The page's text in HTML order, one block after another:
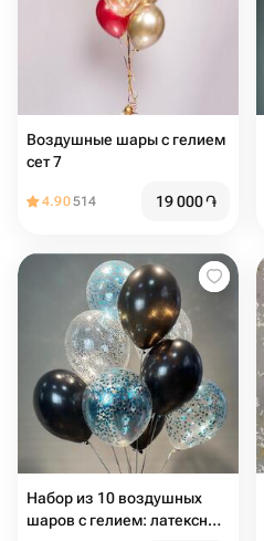
Воздушные шары с гелием
сет 7
4.90514 19 000֏
Набор из 10 воздушных
шаров с гелием: латексные